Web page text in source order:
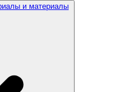
и материалы